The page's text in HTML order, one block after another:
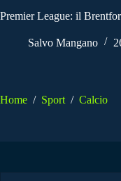
Premier League: il
Salvo Mangano
Home / Sport / Calcio